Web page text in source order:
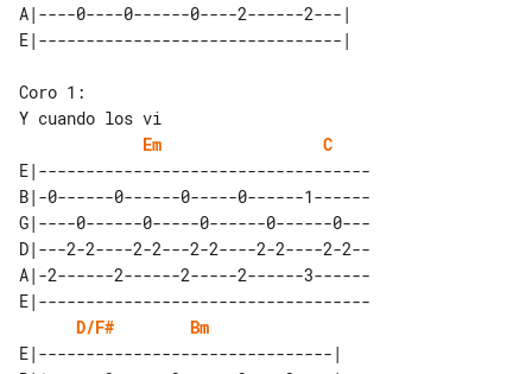
A|----0----0------0----2------2---|
Coro 1:
Em
C
E|-----------------------------------
B|-0------0------0-----0------1------
G|----0------0-----0------0------0---
D|---2-2----2-2---2-2----2-2----2-2--
A|-2------2------2-----2------3------
E|-----------------------------------
D/F#
Bm
E|-------------------------------|